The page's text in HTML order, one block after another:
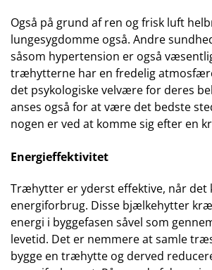
Også på grund af ren og frisk luft
lungesygdomme også. Andre
såsom hypertension er også
træhytterne har en fredelig
det psykologiske velvære for deres
anses også for at være det bedste
nogen er ved at komme sig efter en
Energieffektivitet
Træhytter er yderst effektive, når det
energiforbrug. Disse bjælkehytter
energi i byggefasen såvel som
levetid. Det er nemmere at samle
bygge en træhytte og derved